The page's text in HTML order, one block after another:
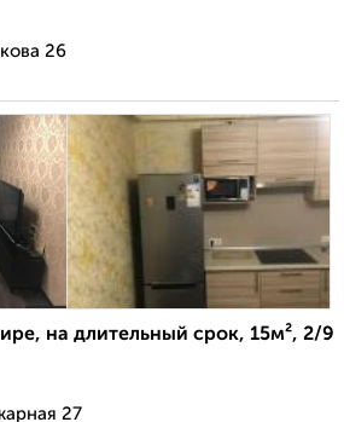
26
на длительный срок, 15м², 2/9
27